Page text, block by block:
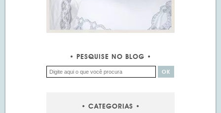
PESQUISE NO BLOG
CATEGORIAS